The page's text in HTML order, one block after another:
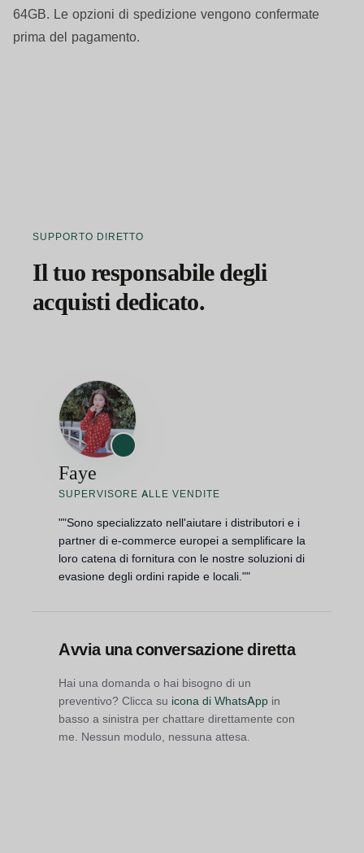
64GB. Le opzioni di spedizione vengono confermate
prima del pagamento.
SUPPORTO DIRETTO
Il tuo responsabile degli
acquisti dedicato.
Faye
SUPERVISORE ALLE VENDITE
""Sono specializzato nell'aiutare i distributori e i
partner di e-commerce europei a semplificare la
loro catena di fornitura con le nostre soluzioni di
evasione degli ordini rapide e locali.""
Avvia una conversazione diretta
Hai una domanda o hai bisogno di un
preventivo? Clicca su icona di WhatsApp in
basso a sinistra per chattare direttamente con
me. Nessun modulo, nessuna attesa.